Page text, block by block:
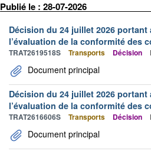
Publié le : 28-07-2026
Décision du 24 juillet 2026
l’évaluation de la conformité des
TRAT2619518S Transports Décision
Document principal
Décision du 24 juillet 2026 portant
l’évaluation de la conformité des
TRAT2616606S Transports Décision
Document principal